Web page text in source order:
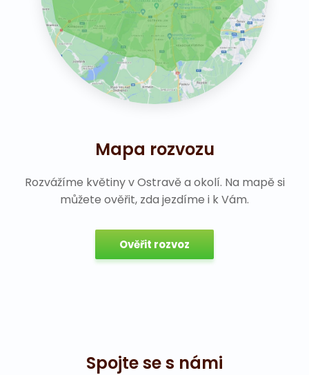
Mapa rozvozu
Rozvážíme květiny v Ostravě a okolí. Na mapě si
můžete ověřit, zda jezdíme i k Vám.
Ověřit rozvoz
Spojte se s námi